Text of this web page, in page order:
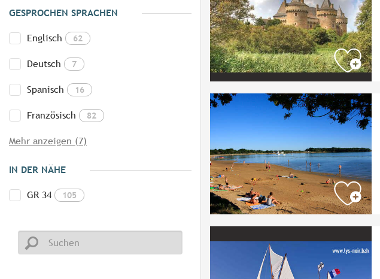
GESPROCHEN SPRACHEN
Englisch 62
Deutsch 7
Spanisch 16
Französisch 82
Mehr anzeigen (7)
IN DER NÄHE
GR 34 105